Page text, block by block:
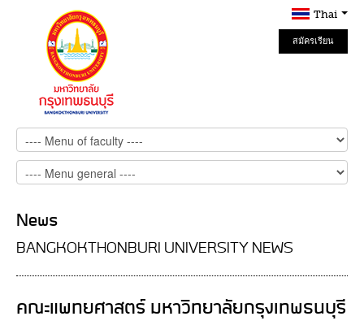
Thai
สมัครเรียน
Online
News
BANGKOKTHONBURI UNIVERSITY NEWS
คณะแพทยศาสตร์ มหาวิทยาลัยกรุงเทพธนบุรี